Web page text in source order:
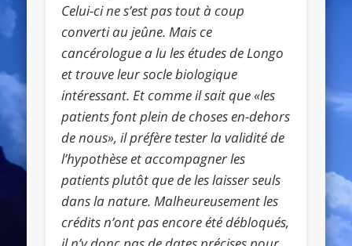
Celui-ci ne s’est pas tout à coup
converti au jeûne. Mais ce
cancérologue a lu les études de Longo
et trouve leur socle biologique
intéressant. Et comme il sait que «les
patients font plein de choses en-dehors
de nous», il préfère tester la validité de
l’hypothèse et accompagner les
patients plutôt que de les laisser seuls
dans la nature. Malheureusement les
crédits n’ont pas encore été débloqués,